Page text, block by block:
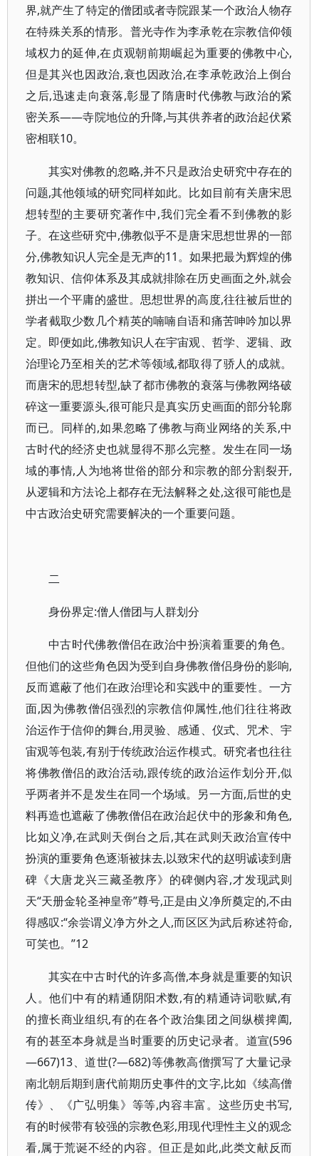
界,就产生了特定的僧团或者寺院跟某一个政治人物存
在特殊关系的情形。普光寺作为李承乾在宗教信仰领
域权力的延伸,在贞观朝前期崛起为重要的佛教中心,
但是其兴也因政治,衰也因政治,在李承乾政治上倒台
之后,迅速走向衰落,彰显了隋唐时代佛教与政治的紧
密关系——寺院地位的升降,与其供养者的政治起伏紧
密相联10。
其实对佛教的忽略,并不只是政治史研究中存在的
问题,其他领域的研究同样如此。比如目前有关唐宋思
想转型的主要研究著作中,我们完全看不到佛教的影
子。在这些研究中,佛教似乎不是唐宋思想世界的一部
分,佛教知识人完全是无声的11。如果把最为辉煌的佛
教知识、信仰体系及其成就排除在历史画面之外,就会
拼出一个平庸的盛世。思想世界的高度,往往被后世的
学者截取少数几个精英的喃喃自语和痛苦呻吟加以界
定。即便如此,佛教知识人在宇宙观、哲学、逻辑、政
治理论乃至相关的艺术等领域,都取得了骄人的成就。
而唐宋的思想转型,缺了都市佛教的衰落与佛教网络破
碎这一重要源头,很可能只是真实历史画面的部分轮廓
而已。同样的,如果忽略了佛教与商业网络的关系,中
古时代的经济史也就显得不那么完整。发生在同一场
域的事情,人为地将世俗的部分和宗教的部分割裂开,
从逻辑和方法论上都存在无法解释之处,这很可能也是
中古政治史研究需要解决的一个重要问题。
二
身份界定:僧人僧团与人群划分
中古时代佛教僧侣在政治中扮演着重要的角色。
但他们的这些角色因为受到自身佛教僧侣身份的影响,
反而遮蔽了他们在政治理论和实践中的重要性。一方
面,因为佛教僧侣强烈的宗教信仰属性,他们往往将政
治运作于信仰的舞台,用灵验、感通、仪式、咒术、宇
宙观等包装,有别于传统政治运作模式。研究者也往往
将佛教僧侣的政治活动,跟传统的政治运作划分开,似
乎两者并不是发生在同一个场域。另一方面,后世的史
料再造也遮蔽了佛教僧侣在政治起伏中的形象和角色,
比如义净,在武则天倒台之后,其在武则天政治宣传中
扮演的重要角色逐渐被抹去,以致宋代的赵明诚读到唐
碑《大唐龙兴三藏圣教序》的碑侧内容,才发现武则
天“天册金轮圣神皇帝”尊号,正是由义净所奠定的,不由
得感叹:“余尝谓义净方外之人,而区区为武后称述符命,
可笑也。”12
其实在中古时代的许多高僧,本身就是重要的知识
人。他们中有的精通阴阳术数,有的精通诗词歌赋,有
的擅长商业组织,有的在各个政治集团之间纵横捭阖,
有的甚至本身就是当时重要的历史记录者。道宣(596
—667)13、道世(?—682)等佛教高僧撰写了大量记录
南北朝后期到唐代前期历史事件的文字,比如《续高僧
传》、《广弘明集》等等,内容丰富。这些历史书写,
有的时候带有较强的宗教色彩,用现代理性主义的观念
看,属于荒诞不经的内容。但正是如此,此类文献反而